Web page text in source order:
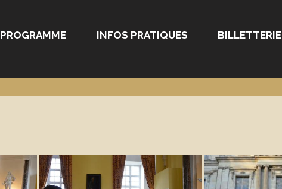
PROGRAMME INFOS PRATIQUES BILLETTERIE